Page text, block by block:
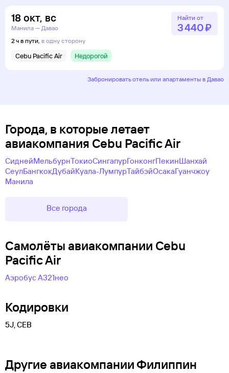
18 окт, вс
Манила — Давао
2 ч в пути, в одну сторону
Cebu Pacific Air Недорогой
Найти от
3 ⁠440 ⁠₽
Забронировать отель или апартаменты в Давао
Города, в которые летает
авиакомпания Cebu Pacific Air
СиднейМельбурнТокиоСингапурГонконгПекинШанхай
СеулБангкокДубайКуала-ЛумпурТайбэйОсакаГуанчжоу
Манила
Все города
Самолëты авиакомпании Cebu
Pacific Air
Аэробус А321нео
Кодировки
5J, CEB
Другие авиакомпании Филиппин